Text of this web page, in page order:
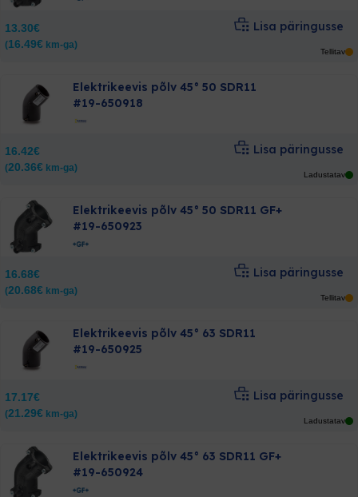
13.30€
(16.49€ km-ga)
Lisa päringusse
Tellitav
Elektrikeevis põlv 45° 50 SDR11
#19-650918
16.42€
(20.36€ km-ga)
Lisa päringusse
Ladustatav
Elektrikeevis põlv 45° 50 SDR11 GF+
#19-650923
16.68€
(20.68€ km-ga)
Lisa päringusse
Tellitav
Elektrikeevis põlv 45° 63 SDR11
#19-650925
17.17€
(21.29€ km-ga)
Lisa päringusse
Ladustatav
Elektrikeevis põlv 45° 63 SDR11 GF+
#19-650924